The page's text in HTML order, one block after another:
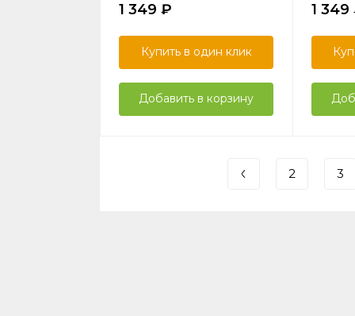
1 349
Купить в один клик
Добавить в корзину
1 349
2 3